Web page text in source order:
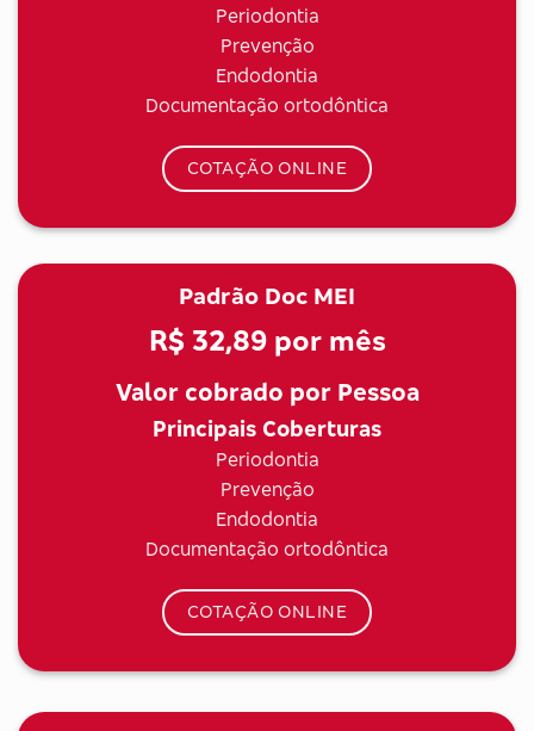
Periodontia
Prevenção
Endodontia
Documentação ortodôntica
COTAÇÃO ONLINE
Padrão Doc MEI
R$ 32,89por mês
Valor cobrado por Pessoa
Principais Coberturas
Periodontia
Prevenção
Endodontia
Documentação ortodôntica
COTAÇÃO ONLINE